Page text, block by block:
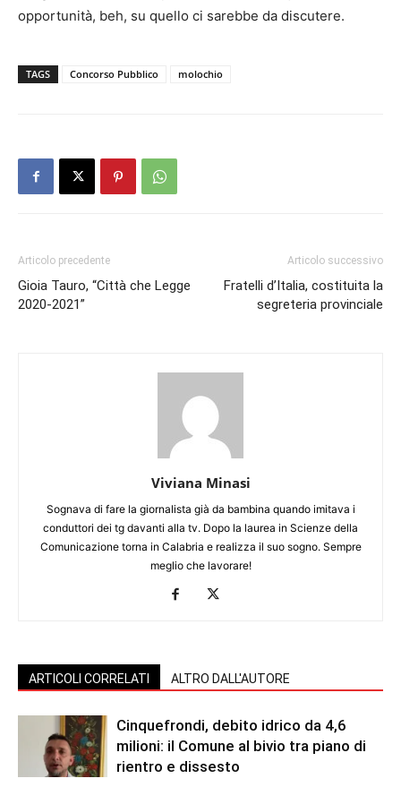
opportunità, beh, su quello ci sarebbe da discutere.
TAGS Concorso Pubblico molochio
Articolo precedente
Gioia Tauro, “Città che Legge
2020-2021”
Articolo successivo
Fratelli d’Italia, costituita la
segreteria provinciale
Viviana Minasi
Sognava di fare la giornalista già da bambina quando imitava i
conduttori dei tg davanti alla tv. Dopo la laurea in Scienze della
Comunicazione torna in Calabria e realizza il suo sogno. Sempre
meglio che lavorare!
ARTICOLI CORRELATI ALTRO DALL'AUTORE
Cinquefrondi, debito idrico da 4,6
milioni: il Comune al bivio tra piano di
rientro e dissesto